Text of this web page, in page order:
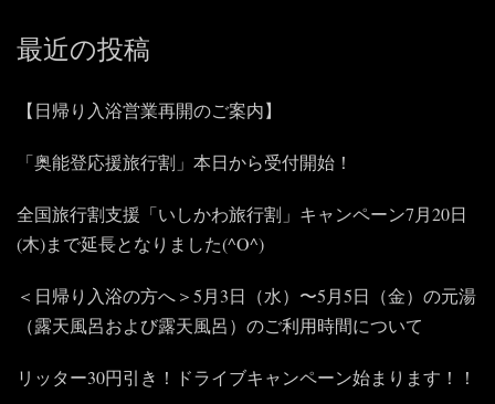
最近の投稿
【日帰り入浴営業再開のご案内】
「奥能登応援旅行割」本日から受付開始！
全国旅行割支援「いしかわ旅行割」キャンペーン7月20日
(木)まで延長となりました(^O^)
＜日帰り入浴の方へ＞5月3日（水）〜5月5日（金）の元湯
（露天風呂および露天風呂）のご利用時間について
リッター30円引き！ドライブキャンペーン始まります！！